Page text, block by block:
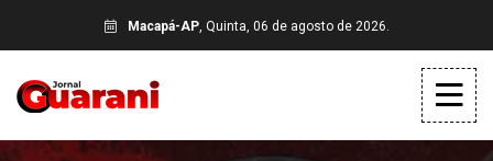
Macapá-AP, Quinta, 06 de agosto de 2026.